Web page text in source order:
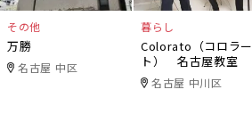
その他
万勝
名古屋 中区
暮らし
Colorato（コロラー
ト） 名古屋教室
名古屋 中川区